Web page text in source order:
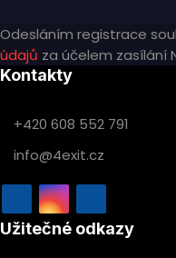
Odesláním registrace
údajů za účelem zasílání
Kontakty
+420 608 552 791
info@4exit.cz
Užitečné odkazy